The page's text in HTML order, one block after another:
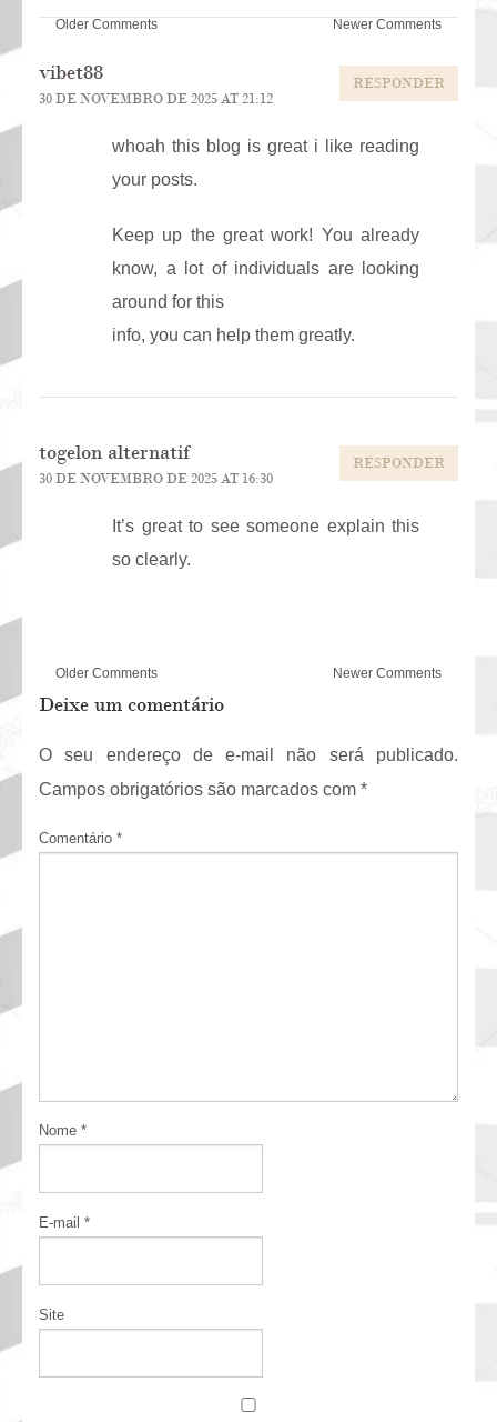
Comment
Older Comments Newer Comments
vibet88
30 DE NOVEMBRO DE 2025 AT 21:12
RESPONDER
whoah this blog is great i like reading
your posts.
Keep up the great work! You already
know, a lot of individuals are looking
around for this
info, you can help them greatly.
togelon alternatif
30 DE NOVEMBRO DE 2025 AT 16:30
RESPONDER
It’s great to see someone explain this
so clearly.
Comment
navigation
Older Comments Newer Comments
Deixe um comentário
O seu endereço de e-mail não será publicado.
Campos obrigatórios são marcados com *
Comentário *
Nome *
E-mail *
Site